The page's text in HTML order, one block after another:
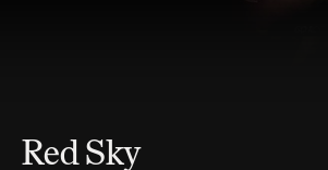
Red Sky